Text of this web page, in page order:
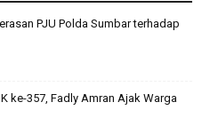
PJU Polda Sumbar terhadap
ke-357, Fadly Amran Ajak Warga